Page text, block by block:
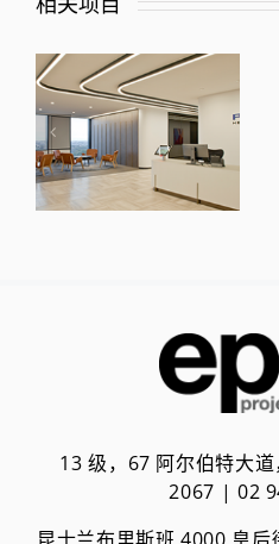
13 级，67 阿尔伯特大
2067 | 02